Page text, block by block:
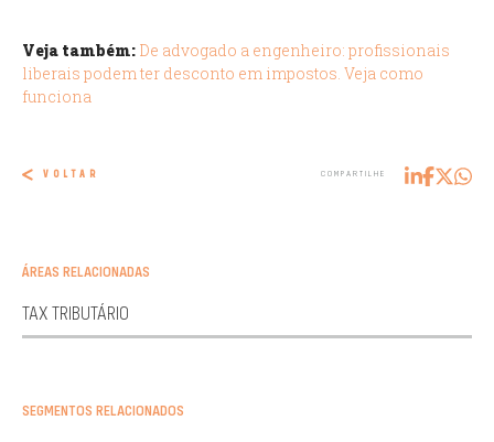
Veja também: De advogado a engenheiro: profissionais
liberais podem ter desconto em impostos. Veja como
funciona
VOLTAR COMPARTILHE
ÁREAS RELACIONADAS
TAX TRIBUTÁRIO
SEGMENTOS RELACIONADOS